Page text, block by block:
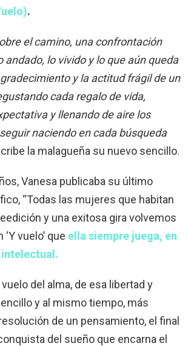
.
el camino, una confrontación
andado, lo vivido y lo que aún queda
y la actitud frágil de un
cada regalo de vida,
y llenando de aire los
naciendo en cada búsqueda
la malagueña su nuevo sencillo.
Vanesa publicaba su último
“Todas las mujeres que habitan
y una exitosa gira volvemos
vuelo’ que ella siempre juega, en
del alma, de esa libertad y
y al mismo tiempo, más
de un pensamiento, el final
del sueño que encarna el